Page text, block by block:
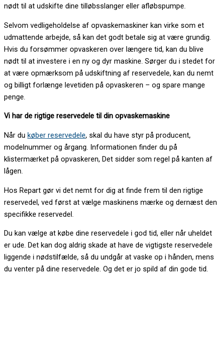
nødt til at udskifte dine tilløbsslanger eller afløbspumpe.
Selvom vedligeholdelse af opvaskemaskiner kan virke som et
udmattende arbejde, så kan det godt betale sig at være grundig.
Hvis du forsømmer opvaskeren over længere tid, kan du blive
nødt til at investere i en ny og dyr maskine. Sørger du i stedet for
at være opmærksom på udskiftning af reservedele, kan du nemt
og billigt forlænge levetiden på opvaskeren – og spare mange
penge.
Vi har de rigtige reservedele til din opvaskemaskine
Når du køber reservedele, skal du have styr på producent,
modelnummer og årgang. Informationen finder du på
klistermærket på opvaskeren, Det sidder som regel på kanten af
lågen.
Hos Repart gør vi det nemt for dig at finde frem til den rigtige
reservedel, ved først at vælge maskinens mærke og dernæst den
specifikke reservedel.
Du kan vælge at købe dine reservedele i god tid, eller når uheldet
er ude. Det kan dog aldrig skade at have de vigtigste reservedele
liggende i nødstilfælde, så du undgår at vaske op i hånden, mens
du venter på dine reservedele. Og det er jo spild af din gode tid.